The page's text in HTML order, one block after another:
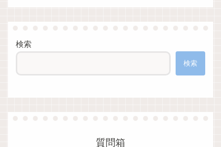
検索
検索
質問箱